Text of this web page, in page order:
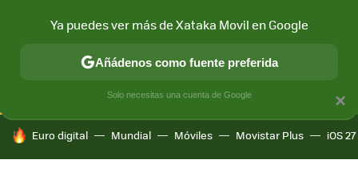
CONECTIVIDAD MÓVIL Y SOCIEDAD APLICACIONES
HOY SE HABLA DE
Euro digital Mundial Móviles Movistar Plus iOS 27
×
Ya puedes ver más de Xataka Movil en Google
Añádenos como fuente preferida
Solo necesitas una cuenta de Google